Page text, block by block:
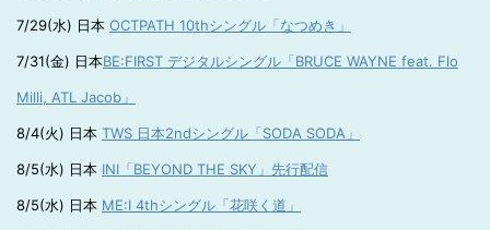
7/29(水) 日本 OCTPATH 10thシングル「なつめき」
7/31(金) 日本BE:FIRST デジタルシングル「BRUCE WAYNE feat. Flo
Milli, ATL Jacob」
8/4(火) 日本 TWS 日本2ndシングル「SODA SODA」
8/5(水) 日本 INI「BEYOND THE SKY」先行配信
8/5(水) 日本 ME:I 4thシングル「花咲く道」